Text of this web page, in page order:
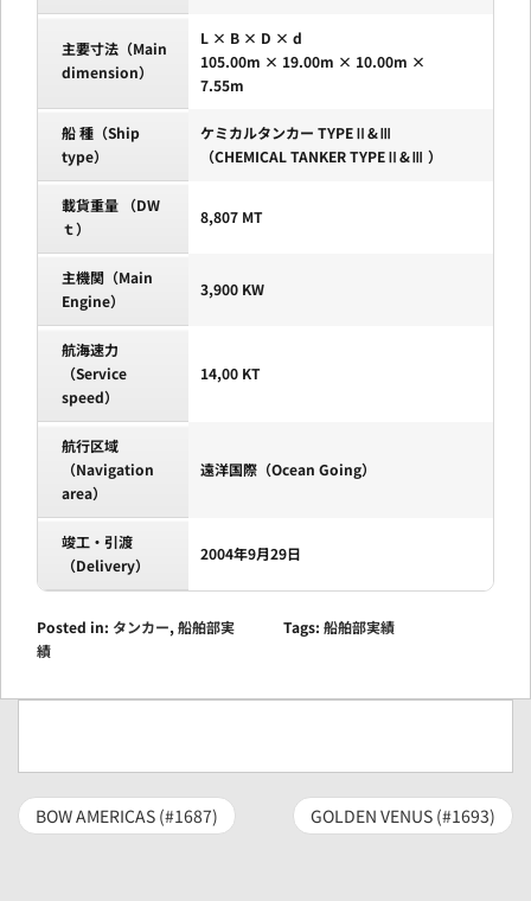
主要寸法（Main
dimension）
L × B × D × d
105.00m × 19.00m × 10.00m ×
7.55m
船 種（Ship
type）
ケミカルタンカー TYPEⅡ&Ⅲ
（CHEMICAL TANKER TYPEⅡ&Ⅲ ）
載貨重量 （DW
ｔ）
8,807 MT
主機関（Main
Engine）
3,900 KW
航海速力
（Service
speed）
14,00 KT
航行区域
（Navigation
area）
遠洋国際（Ocean Going）
竣工・引渡
（Delivery）
2004年9月29日
Posted in: タンカー, 船舶部実
績
Tags: 船舶部実績
BOW AMERICAS (#1687) GOLDEN VENUS (#1693)